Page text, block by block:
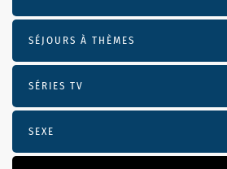
SÉJOURS À THÈMES
SÉRIES TV
SEXE